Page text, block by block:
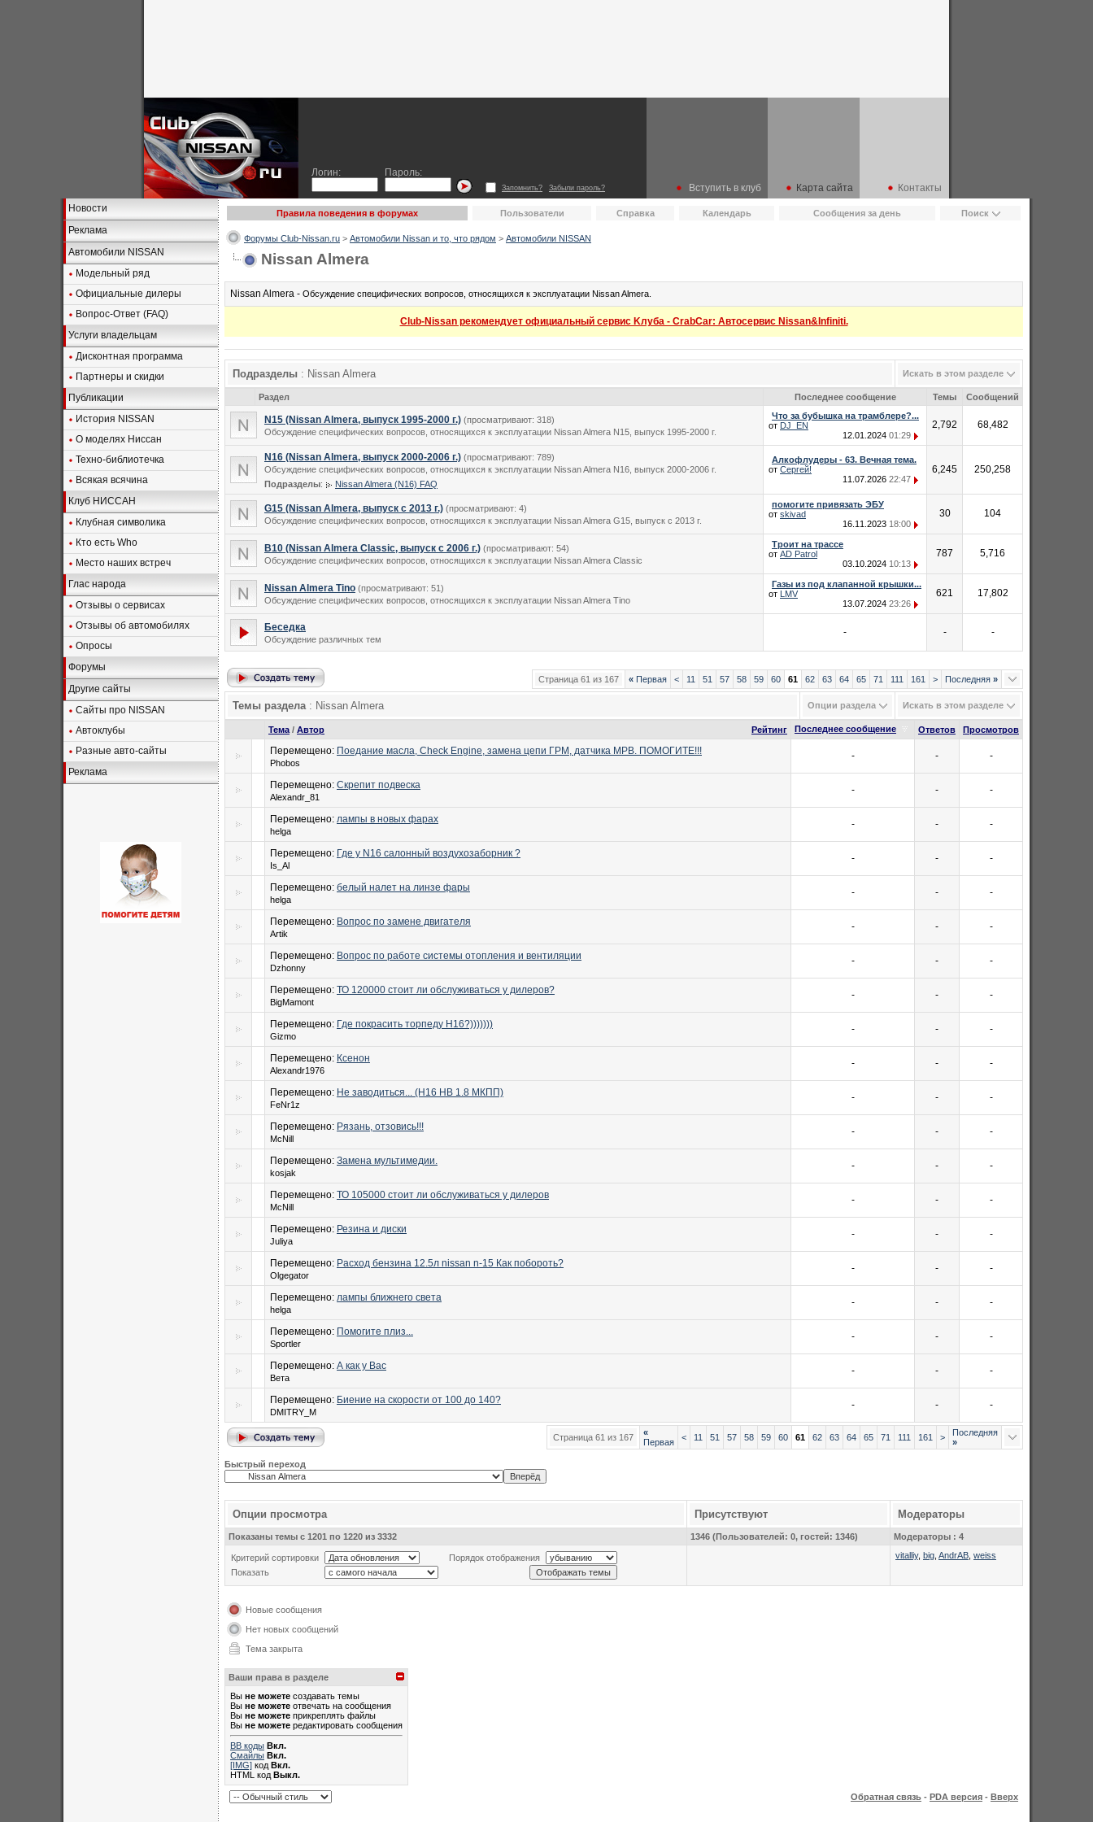
Логин: Пароль:
Запомнить? Забыли пароль? Вступить в клуб Карта сайта
Контакты
Новости
Реклама
Автомобили NISSAN
Модельный ряд
Официальные дилеры
Вопрос-Ответ (FAQ)
Услуги владельцам
Дисконтная программа
Партнеры и скидки
Публикации
История NISSAN
О моделях Ниссан
Техно-библиотечка
Всякая всячина
Клуб НИССАН
Клубная символика
Кто есть Who
Место наших встреч
Глас народа
Отзывы о сервисах
Отзывы об автомобилях
Опросы
Форумы
Другие сайты
Сайты про NISSAN
Автоклубы
Разные авто-сайты
Реклама
Правила поведения в форумах Пользователи Справка Календарь Сообщения за день Поиск
Форумы Club-Nissan.ru > Автомобили Nissan и то, что рядом > Автомобили NISSAN
Nissan Almera
Nissan Almera - Обсуждение специфических вопросов, относящихся к эксплуатации Nissan Almera.
Club-Nissan рекомендует официальный сервис Kлуба - CrabCar: Автосервис Nissan&Infiniti.
Подразделы : Nissan Almera Искать в этом разделе
Раздел Последнее сообщение Темы Сообщений
N15 (Nissan Almera, выпуск 1995-2000 г.) (просматривают: 318)
Обсуждение специфических вопросов, относящихся к эксплуатации Nissan Almera N15, выпуск 1995-2000 г.
Что за бубышка на трамблере?...
от DJ_EN
12.01.2024 01:29
2,792 68,482
N16 (Nissan Almera, выпуск 2000-2006 г.) (просматривают: 789)
Обсуждение специфических вопросов, относящихся к эксплуатации Nissan Almera N16, выпуск 2000-2006 г.
Подразделы: Nissan Almera (N16) FAQ
Алкофлудеры - 63. Вечная тема.
от Сергей!
11.07.2026 22:47
6,245 250,258
G15 (Nissan Almera, выпуск с 2013 г.) (просматривают: 4)
Обсуждение специфических вопросов, относящихся к эксплуатации Nissan Almera G15, выпуск с 2013 г.
помогите привязать ЭБУ
от skivad
16.11.2023 18:00
30 104
B10 (Nissan Almera Classic, выпуск с 2006 г.) (просматривают: 54)
Обсуждение специфических вопросов, относящихся к эксплуатации Nissan Almera Classic
Троит на трассе
от AD Patrol
03.10.2024 10:13
787 5,716
Nissan Almera Tino (просматривают: 51)
Обсуждение специфических вопросов, относящихся к эксплуатации Nissan Almera Tino
Газы из под клапанной крышки...
от LMV
13.07.2024 23:26
621 17,802
Беседка
Обсуждение различных тем
- - -
Страница 61 из 167 « Первая < 11 51 57 58 59 60 61 62 63 64 65 71 111 161 > Последняя »
Темы раздела: Nissan Almera Опции раздела Искать в этом разделе
Рейтинг
Тема / Автор Последнее сообщение Ответов Просмотров
Перемещено: Поедание масла, Check Engine, замена цепи ГРМ, датчика МРВ. ПОМОГИТЕ!!!
Phobos
- - -
Перемещено: Скрепит подвеска
Alexandr_81
- - -
Перемещено: лампы в новых фарах
helga
- - -
Перемещено: Где у N16 салонный воздухозаборник ?
Is_Al
- - -
Перемещено: белый налет на линзе фары
helga
- - -
Перемещено: Вопрос по замене двигателя
Artik
- - -
Перемещено: Вопрос по работе системы отопления и вентиляции
Dzhonny
- - -
Перемещено: ТО 120000 стоит ли обслуживаться у дилеров?
BigMamont
- - -
Перемещено: Где покрасить торпеду Н16?)))))))
Gizmo
- - -
Перемещено: Ксенон
Alexandr1976
- - -
Перемещено: Не заводиться... (H16 HB 1.8 МКПП)
FeNr1z
- - -
Перемещено: Рязань, отзовись!!!
McNill
- - -
Перемещено: Замена мультимедии.
kosjak
- - -
Перемещено: ТО 105000 стоит ли обслуживаться у дилеров
McNill
- - -
Перемещено: Резина и диски
Juliya
- - -
Перемещено: Расход бензина 12.5л nissan n-15 Как побороть?
Olgegator
- - -
Перемещено: лампы ближнего света
helga
- - -
Перемещено: Помогите плиз...
Sportler
- - -
Перемещено: А как у Вас
Вета
- - -
Перемещено: Биение на скорости от 100 до 140?
DMITRY_M
- - -
Страница 61 из 167
«
Первая
< 11 51 57 58 59 60 61 62 63 64 65 71 111 161 >
Последняя
»
Быстрый переход
Опции просмотра Присутствуют Модераторы
Показаны темы с 1201 по 1220 из 3332 1346 (Пользователей: 0, гостей: 1346) Модераторы : 4
Критерий сортировки
Порядок отображения
Показать
vitalliy, big AndrAB weiss
Новые сообщения
Нет новых сообщений
Тема закрыта
Ваши права в разделе
Вы не можете создавать темы
Вы не можете отвечать на сообщения
Вы не можете прикреплять файлы
Вы не можете редактировать сообщения
BB коды Вкл.
Смайлы Вкл.
[IMG] код Вкл.
HTML код Выкл.
Обратная связь - PDA версия - Вверх